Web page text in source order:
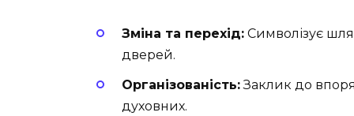
Зміна та перехід: Символізує
дверей.
Організованість:Заклик до
духовних.